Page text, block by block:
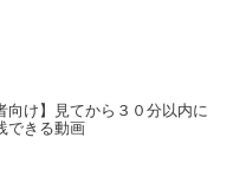
向け】見てから３０分以内に
できる動画